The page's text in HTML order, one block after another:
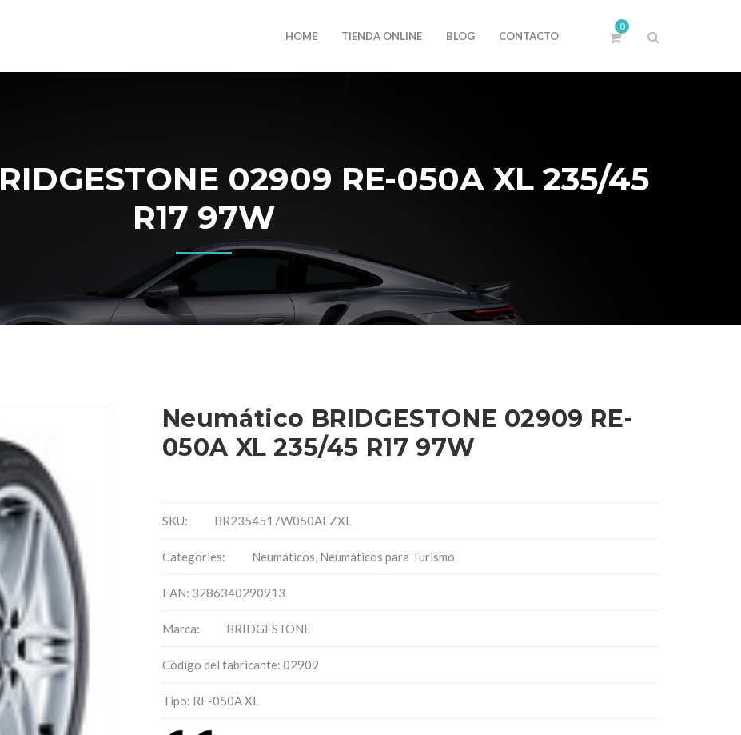
HOME TIENDA ONLINE BLOG CONTACTO
0
02909 RE-050A XL 235/45
R17 97W
Neumático BRIDGESTONE 02909 RE-
050A XL 235/45 R17 97W
SKU: BR2354517W050AEZXL
Categories: Neumáticos, Neumáticos para Turismo
EAN: 3286340290913
Marca: BRIDGESTONE
Código del fabricante: 02909
Tipo: RE-050A XL